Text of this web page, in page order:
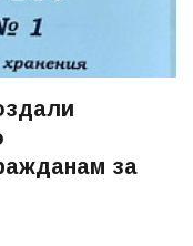
за